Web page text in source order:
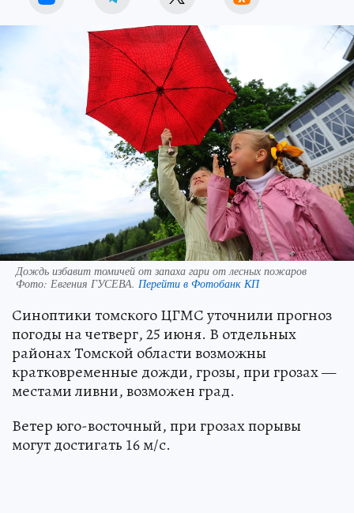
Дождь избавит томичей от запаха гари от лесных пожаров
Фото: Евгения ГУСЕВА. Перейти в Фотобанк КП
Синоптики томского ЦГМС уточнили прогноз
погоды на четверг, 25 июня. В отдельных
районах Томской области возможны
кратковременные дожди, грозы, при грозах —
местами ливни, возможен град.
Ветер юго-восточный, при грозах порывы
могут достигать 16 м/с.